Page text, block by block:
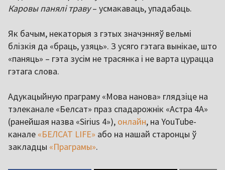
Каровы панялі траву– усмакаваць, упадабаць.
Як бачым, некаторыя з гэтых значэнняў вельмі
блізкія да «браць, узяць». З усяго гэтага вынікае, што
«паняць» – гэта зусім не трасянка і не варта цурацца
гэтага слова.
Адукацыйную праграму «Мова нанова» глядзіце на
тэлеканале «Белсат» праз спадарожнік «Астра 4A»
(ранейшая назва «Sirius 4»), онлайн, на YouTube-
канале «БЕЛСАТ LIFE» або на нашай старонцы ў
закладцы «Праграмы».